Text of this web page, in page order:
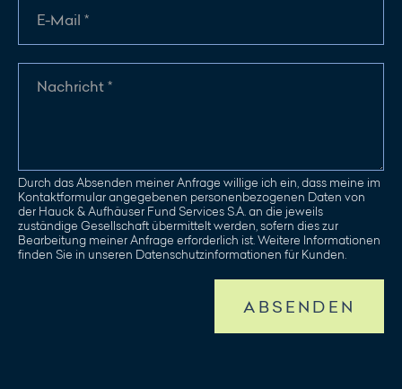
Durch das Absenden meiner Anfrage willige ich ein, dass meine im
Kontaktformular angegebenen personenbezogenen Daten von
der Hauck & Aufhäuser Fund Services S.A. an die jeweils
zuständige Gesellschaft übermittelt werden, sofern dies zur
Bearbeitung meiner Anfrage erforderlich ist. Weitere Informationen
finden Sie in unseren Datenschutzinformationen für Kunden.
ABSENDEN